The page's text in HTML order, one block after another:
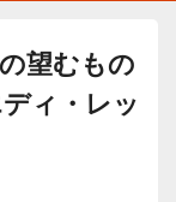
望むもの
ィ・レッ